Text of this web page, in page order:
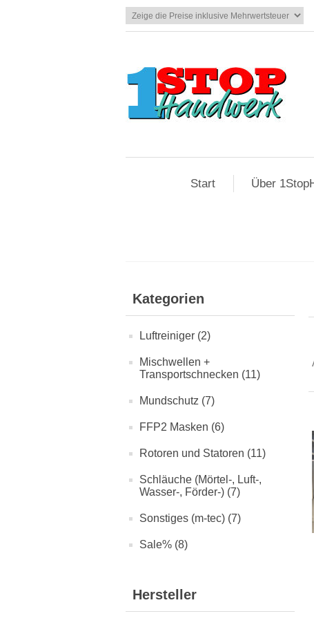
Start Über
Kategorien
Luftreiniger (2)
Mischwellen +
Transportschnecken (11)
Mundschutz (7)
FFP2 Masken (6)
Rotoren und Statoren (11)
Schläuche (Mörtel-, Luft-,
Wasser-, Förder-) (7)
Sonstiges (m-tec) (7)
Sale% (8)
Hersteller